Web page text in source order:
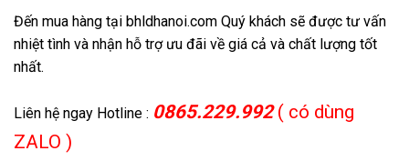
Đến mua hàng tại bhldhanoi.com Quý khách sẽ được tư vấn
nhiệt tình và nhận hỗ trợ ưu đãi về giá cả và chất lượng tốt
nhất.
Liên hệ ngay Hotline : 0865.229.992( có dùng
ZALO )